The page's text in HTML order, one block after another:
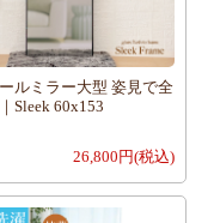
ルミラー大型 姿見で全
Sleek 60x153
26,800円(税込)